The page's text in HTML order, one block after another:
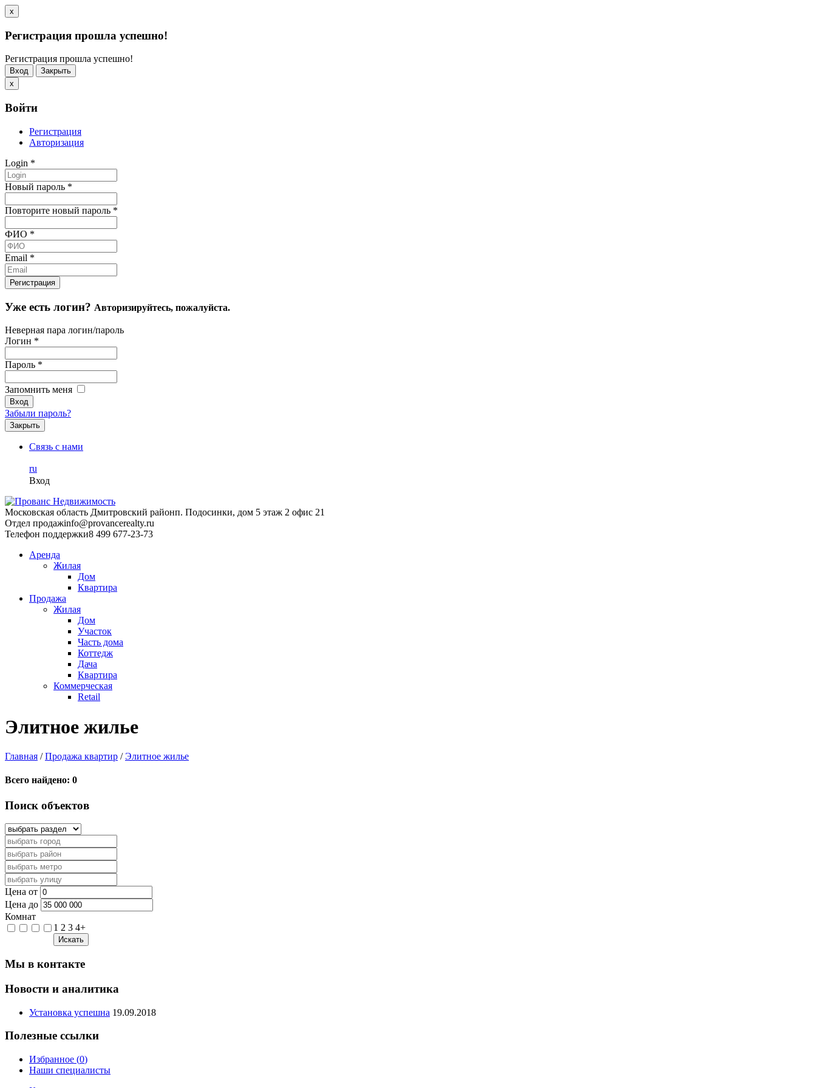
x
Регистрация прошла успешно!
Регистрация прошла успешно!
Вход
Закрыть
x
Войти
Регистрация
Авторизация
Login *
Новый пароль *
Повторите новый пароль *
ФИО *
Email *
Уже есть логин? Авторизируйтесь, пожалуйста.
Неверная пара логин/пароль
Логин *
Пароль *
Запомнить меня
Забыли пароль?
Закрыть
Связь с нами
ru
Вход
Московская область Дмитровский районп. Подосинки, дом 5 этаж 2 офис 21
Отдел продажinfo@provancerealty.ru
Телефон поддержки8 499 677-23-73
Аренда
Жилая
Дом
Квартира
Продажа
Жилая
Дом
Участок
Часть дома
Коттедж
Дача
Квартира
Коммерческая
Retail
Элитное жилье
Главная /Продажа квартир /Элитное жилье
Всего найдено: 0
Поиск объектов
Цена от
Цена до
Комнат
1 2 3 4+
Искать
Мы в контакте
Новости и аналитика
Установка успешна 19.09.2018
Полезные ссылки
Избранное (0)
Наши специалисты